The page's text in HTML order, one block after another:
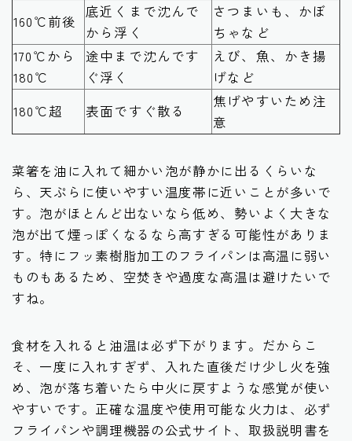
160℃前後
底近くまで沈んで
から浮く
さつまいも、かぼ
ちゃなど
170℃から
180℃
途中まで沈んです
ぐ浮く
えび、魚、かき揚
げなど
180℃超
表面ですぐ散る
焦げやすいため注
意
菜箸を油に入れて細かい泡が静かに出るくらいな
ら、天ぷらに使いやすい温度帯に近いことが多いで
す。泡がほとんど出ないなら低め、勢いよく大きな
泡が出て煙っぽくなるなら高すぎる可能性がありま
す。特にフッ素樹脂加工のフライパンは高温に弱い
ものもあるため、空焚きや過度な高温は避けたいで
すね。
食材を入れると油温は必ず下がります。だからこ
そ、一度に入れすぎず、入れた直後だけ少し火を強
め、泡が落ち着いたら中火に戻すような感覚が使い
やすいです。正確な温度や使用可能な火力は、必ず
フライパンや調理機器の公式サイト、取扱説明書を